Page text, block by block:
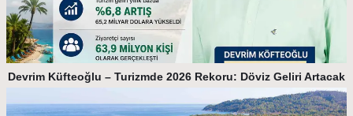
Devrim Küfteoğlu – Turizmde 2026 Rekoru: Döviz Geliri Artacak